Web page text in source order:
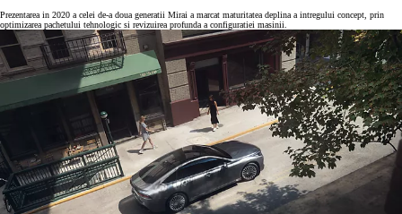
Prezentarea in 2020 a celei de-a doua generatii Mirai a marcat maturitatea deplina a intregului concept, prin
optimizarea pachetului tehnologic si revizuirea profunda a configuratiei masinii.